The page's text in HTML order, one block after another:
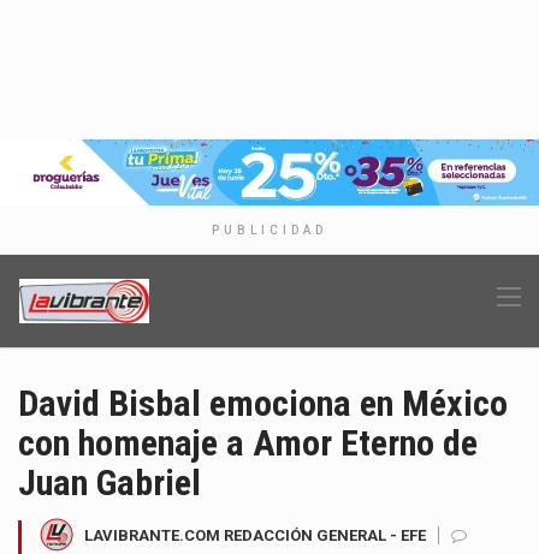
PUBLICIDAD
David Bisbal emociona en México
con homenaje a Amor Eterno de
Juan Gabriel
LAVIBRANTE.COM REDACCIÓN GENERAL - EFE